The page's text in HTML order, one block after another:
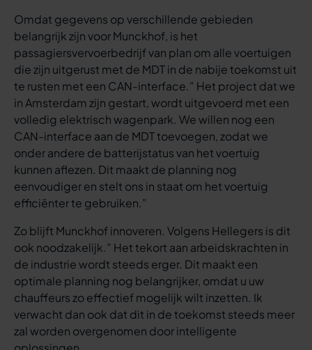
Omdat gegevens op verschillende gebieden
belangrijk zijn voor Munckhof, is het
passagiersvervoerbedrijf van plan om alle voertuigen
die zijn uitgerust met de MDT in de nabije toekomst uit
te rusten met een CAN-interface.” Het project dat we
in Amsterdam zijn gestart, wordt uitgevoerd met een
volledig elektrisch wagenpark. We willen nog een
CAN-interface aan de MDT toevoegen, zodat we
onder andere de batterijstatus van het voertuig
kunnen aflezen. Dit maakt de planning nog
eenvoudiger en stelt ons in staat om het voertuig
efficiënter te gebruiken.”
Zo blijft Munckhof innoveren. Volgens Hellegers is dit
ook noodzakelijk.” Het tekort aan arbeidskrachten in
de industrie wordt steeds erger. Dit maakt een
optimale planning nog belangrijker, omdat u uw
chauffeurs zo effectief mogelijk wilt inzetten. Ik
verwacht dan ook dat dit in de toekomst steeds meer
zal worden overgenomen door intelligente